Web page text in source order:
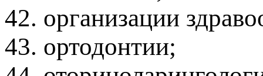
42. организации
43. ортодонтии;